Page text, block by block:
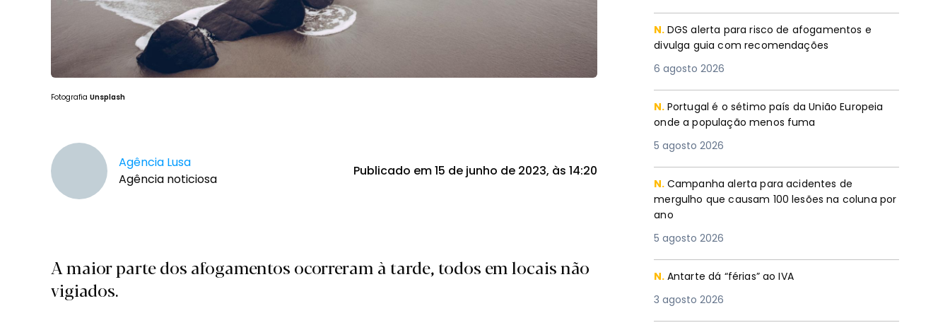
Fotografia Unsplash
Agência Lusa
Agência noticiosa
Publicado em 15 de junho de 2023, às 14:20
A maior parte dos afogamentos ocorreram à tarde, todos em locais não
vigiados.
N. DGS alerta para risco de afogamentos e
divulga guia com recomendações
6 agosto 2026
N. Portugal é o sétimo país da União Europeia
onde a população menos fuma
5 agosto 2026
N. Campanha alerta para acidentes de
mergulho que causam 100 lesões na coluna por
ano
5 agosto 2026
N. Antarte dá “férias” ao IVA
3 agosto 2026